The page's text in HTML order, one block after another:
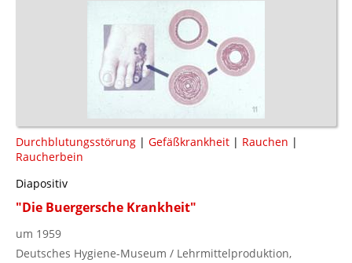
Durchblutungsstörung | Gefäßkrankheit | Rauchen |
Raucherbein
Diapositiv
"Die Buergersche Krankheit"
um 1959
Deutsches Hygiene-Museum / Lehrmittelproduktion,